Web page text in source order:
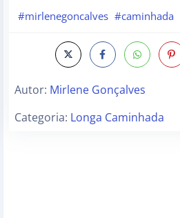
#mirlenegoncalves #caminhada
Autor: Mirlene Gonçalves
Categoria: Longa Caminhada